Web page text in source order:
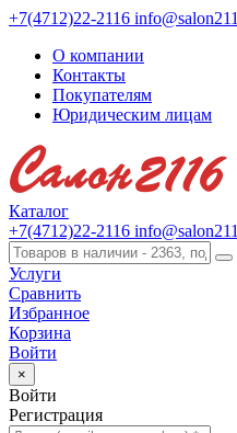
+7(4712)22-2116
О компании
Контакты
Покупателям
Юридическим лицам
Каталог
+7(4712)22-2116
Услуги
Сравнить
Избранное
Корзина
Войти
×
Войти
Регистрация